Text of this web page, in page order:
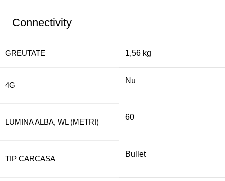
Connectivity
GREUTATE 1,56 kg
4G
Nu
LUMINA ALBA, WL (METRI)
60
TIP CARCASA
Bullet